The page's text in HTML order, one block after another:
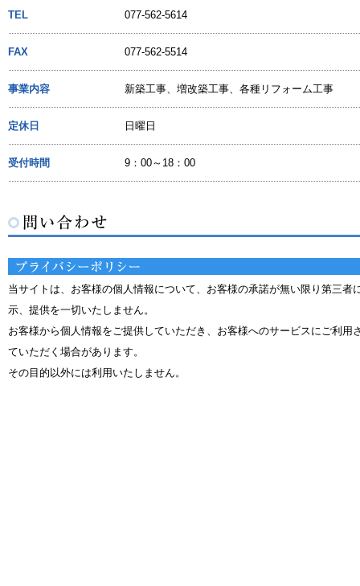
TEL 077-562-5614
FAX 077-562-5514
事業内容 新築工事、増改築工事、各種リフォーム工事
定休日 日曜日
受付時間 9：00～18：00
当サイトは、お客様の個人情報について、お客様の承諾が無い限り第三者
示、提供を一切いたしません。
お客様から個人情報をご提供していただき、お客様へのサービスにご利用
ていただく場合があります。
その目的以外には利用いたしません。